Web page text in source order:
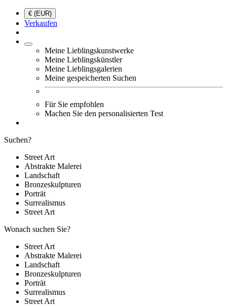
€ (EUR)
Verkaufen
Meine Lieblingskunstwerke
Meine Lieblingskünstler
Meine Lieblingsgalerien
Meine gespeicherten Suchen
Für Sie empfohlen
Machen Sie den personalisierten Test
Suchen?
Street Art
Abstrakte Malerei
Landschaft
Bronzeskulpturen
Porträt
Surrealismus
Street Art
Wonach suchen Sie?
Street Art
Abstrakte Malerei
Landschaft
Bronzeskulpturen
Porträt
Surrealismus
Street Art